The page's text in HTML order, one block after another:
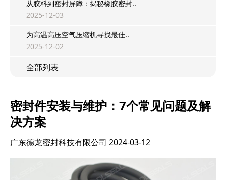
从胶料到密封屏障：揭秘橡胶密封..
2025-12-03
为高温高压空气压缩机寻找最佳..
2025-12-02
全部列表
密封件安装与维护：7个常见问题及解
决方案
广东德龙密封科技有限公司 2024-03-12